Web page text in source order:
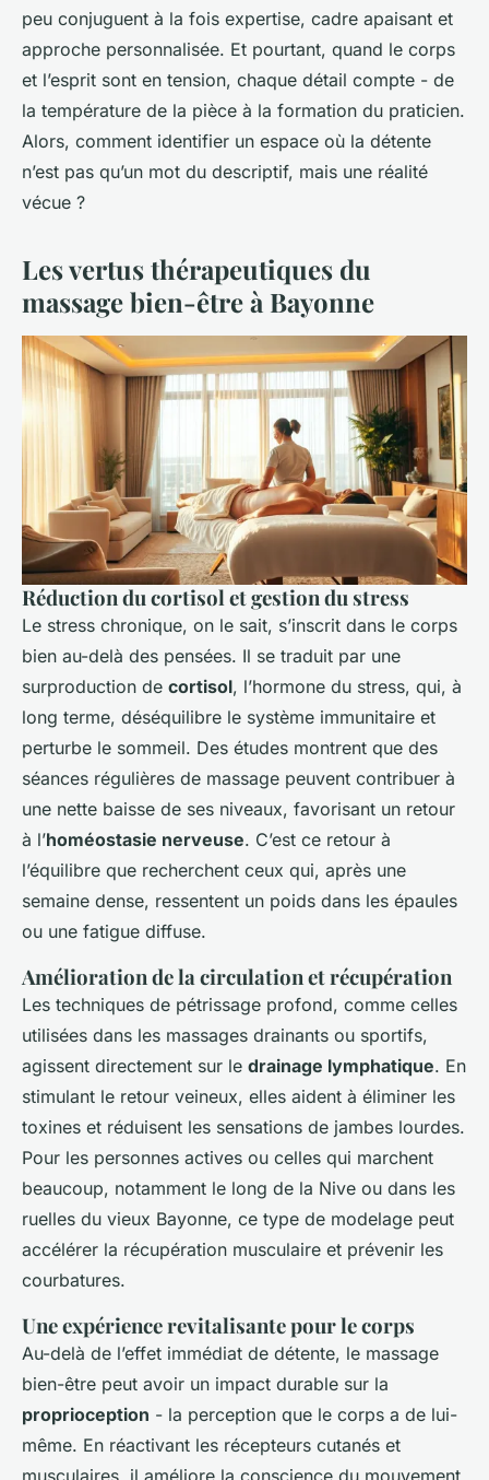
peu conjuguent à la fois expertise, cadre apaisant et
approche personnalisée. Et pourtant, quand le corps
et l’esprit sont en tension, chaque détail compte - de
la température de la pièce à la formation du praticien.
Alors, comment identifier un espace où la détente
n’est pas qu’un mot du descriptif, mais une réalité
vécue ?
Les vertus thérapeutiques du
massage bien-être à Bayonne
Réduction du cortisol et gestion du stress
Le stress chronique, on le sait, s’inscrit dans le corps
bien au-delà des pensées. Il se traduit par une
surproduction de cortisol, l’hormone du stress, qui, à
long terme, déséquilibre le système immunitaire et
perturbe le sommeil. Des études montrent que des
séances régulières de massage peuvent contribuer à
une nette baisse de ses niveaux, favorisant un retour
à l’homéostasie nerveuse. C’est ce retour à
l’équilibre que recherchent ceux qui, après une
semaine dense, ressentent un poids dans les épaules
ou une fatigue diffuse.
Amélioration de la circulation et récupération
Les techniques de pétrissage profond, comme celles
utilisées dans les massages drainants ou sportifs,
agissent directement sur le drainage lymphatique. En
stimulant le retour veineux, elles aident à éliminer les
toxines et réduisent les sensations de jambes lourdes.
Pour les personnes actives ou celles qui marchent
beaucoup, notamment le long de la Nive ou dans les
ruelles du vieux Bayonne, ce type de modelage peut
accélérer la récupération musculaire et prévenir les
courbatures.
Une expérience revitalisante pour le corps
Au-delà de l’effet immédiat de détente, le massage
bien-être peut avoir un impact durable sur la
proprioception - la perception que le corps a de lui-
même. En réactivant les récepteurs cutanés et